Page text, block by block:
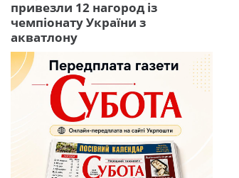
привезли 12 нагород із
чемпіонату України з
акватлону